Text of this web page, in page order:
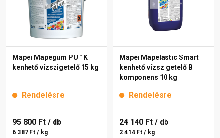
Mapei Mapegum PU 1K
kenhető vízszigetelő 15 kg
Rendelésre
95 800 Ft / db
6 387 Ft / kg
Mapei Mapelastic Smart
kenhető vízszigetelő B
komponens 10 kg
Rendelésre
24 140 Ft / db
2 414 Ft / kg